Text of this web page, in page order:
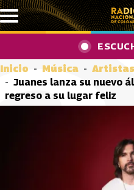
Pasar al contenido principal
Inicio Música
Juanes lanza su nuevo
regreso a su lugar feliz